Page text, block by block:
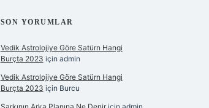
SON YORUMLAR
Vedik Astrolojiye Göre Satürn Hangi
Burçta 2023 için admin
Vedik Astrolojiye Göre Satürn Hangi
Burçta 2023 için Burcu